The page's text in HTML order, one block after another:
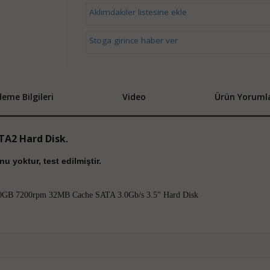
Aklımdakiler listesine ekle
Stoga girince haber ver
Bilgileri Video Ürün
Hard Disk.
yoktur, test edilmiştir.
7200rpm 32MB Cache SATA 3.0Gb/s 3.5" Hard Disk